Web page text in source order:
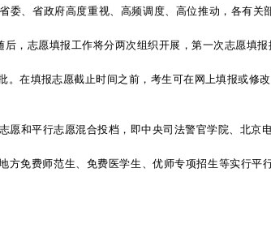
委、省政府高度重视、高频调度、高位推动，各有
后，志愿填报工作将分两次组织开展，第一次志愿填
。在填报志愿截止时间之前，考生可在网上填报或修
愿和平行志愿混合投档，即中央司法警官学院、北
方免费师范生、免费医学生、优师专项招生等实行